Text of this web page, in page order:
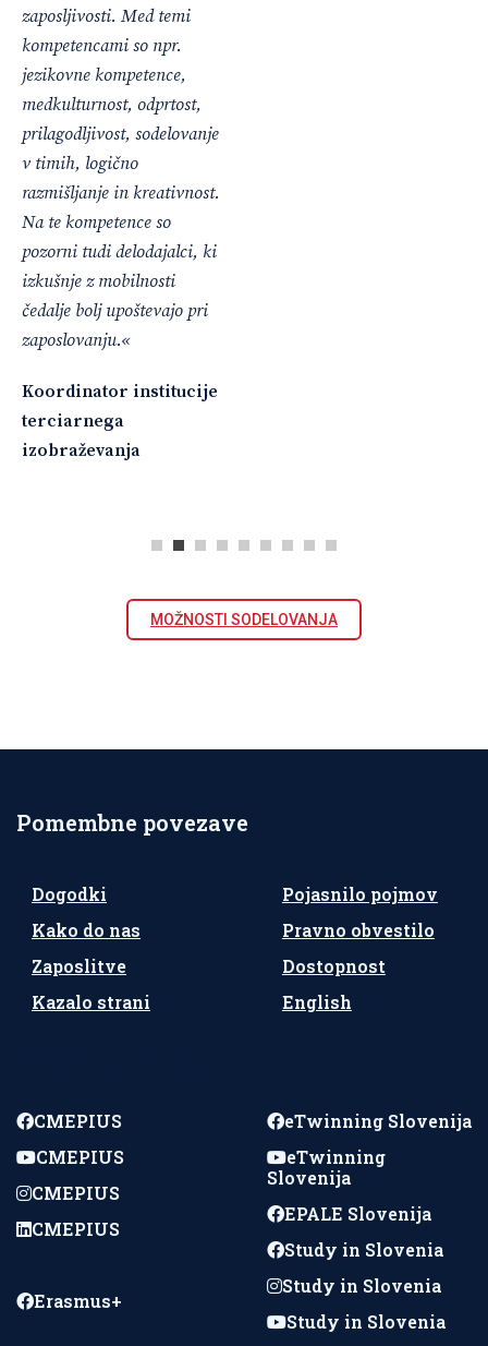
zaposljivosti. Med temi
kompetencami so npr.
jezikovne kompetence,
medkulturnost, odprtost,
prilagodljivost, sodelovanje
v timih, logično
razmišljanje in kreativnost.
Na te kompetence so
pozorni tudi delodajalci, ki
izkušnje z mobilnosti
čedalje bolj upoštevajo pri
zaposlovanju.«
Koordinator institucije
terciarnega
izobraževanja
MOŽNOSTI SODELOVANJA
Pomembne povezave
Dogodki
Kako do nas
Zaposlitve
Kazalo strani
Pojasnilo pojmov
Pravno obvestilo
Dostopnost
English
CMEPIUS
CMEPIUS
CMEPIUS
CMEPIUS
Erasmus+
eTwinning Slovenija
eTwinning
Slovenija
EPALE Slovenija
Study in Slovenia
Study in Slovenia
Study in Slovenia